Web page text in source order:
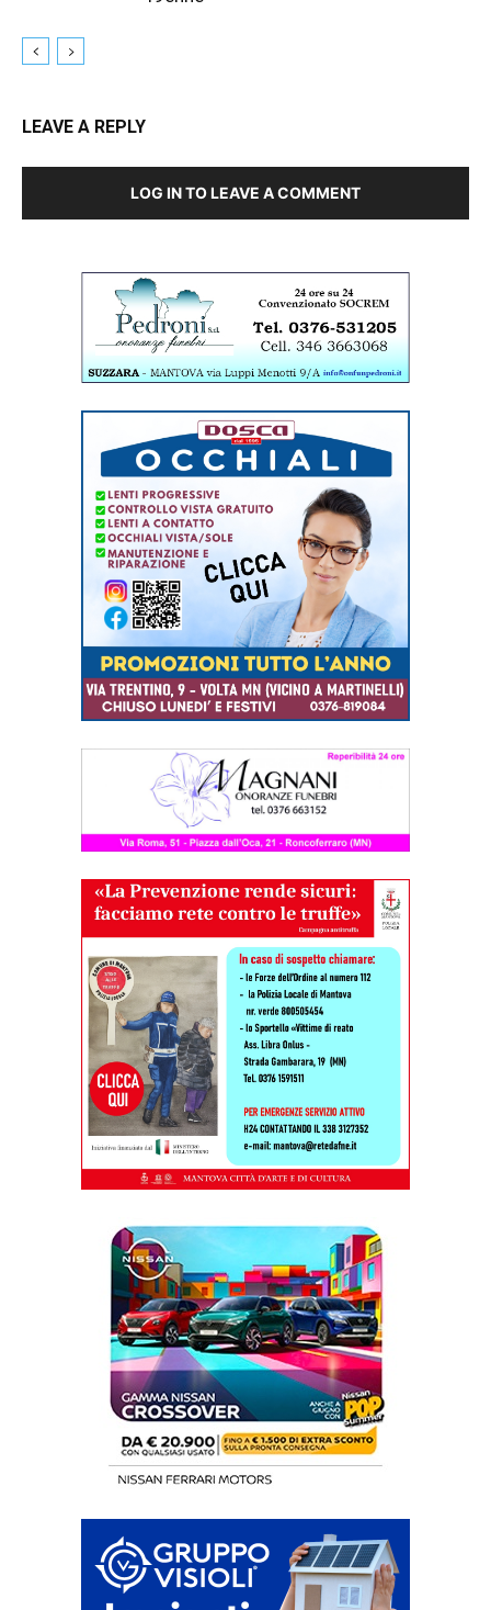
LEAVE A REPLY
LOG IN TO LEAVE A COMMENT